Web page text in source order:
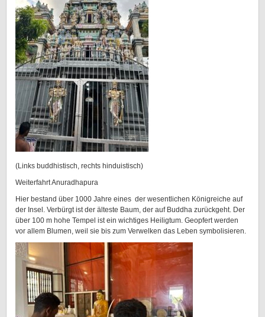
(Links buddhistisch, rechts hinduistisch)
Weiterfahrt Anuradhapura
Hier bestand über 1000 Jahre eines der wesentlichen Königreiche auf
der Insel. Verbürgt ist der älteste Baum, der auf Buddha zurückgeht. Der
über 100 m hohe Tempel ist ein wichtiges Heiligtum. Geopfert werden
vor allem Blumen, weil sie bis zum Verwelken das Leben symbolisieren.